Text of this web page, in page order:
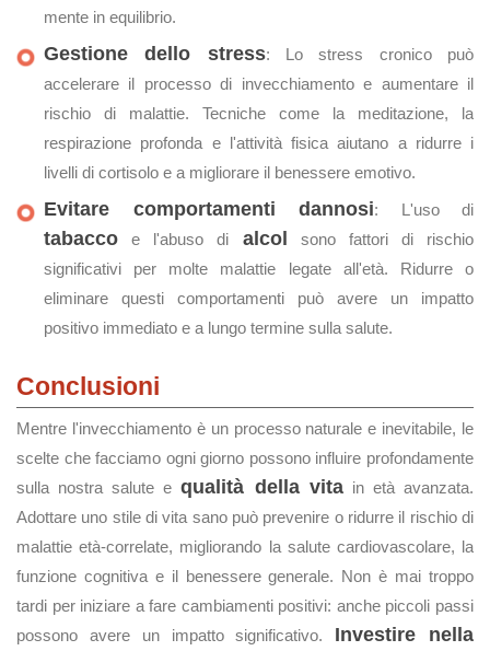
mente in equilibrio.
Gestione dello stress: Lo stress cronico può
accelerare il processo di invecchiamento e aumentare il
rischio di malattie. Tecniche come la meditazione, la
respirazione profonda e l'attività fisica aiutano a ridurre i
livelli di cortisolo e a migliorare il benessere emotivo.
Evitare comportamenti dannosi: L'uso di
tabacco e l'abuso di alcol
sono fattori di rischio
significativi per molte malattie legate all'età. Ridurre o
eliminare questi comportamenti può avere un impatto
positivo immediato e a lungo termine sulla salute.
Conclusioni
Mentre l'invecchiamento è un processo naturale e inevitabile, le
scelte che facciamo ogni giorno possono influire profondamente
sulla nostra salute equalità della vitain età avanzata.
Adottare uno stile di vita sano può prevenire o ridurre il rischio di
malattie età-correlate, migliorando la salute cardiovascolare, la
funzione cognitiva e il benessere generale. Non è mai troppo
tardi per iniziare a fare cambiamenti positivi: anche piccoli passi
possono avere un impatto significativo. Investire nella